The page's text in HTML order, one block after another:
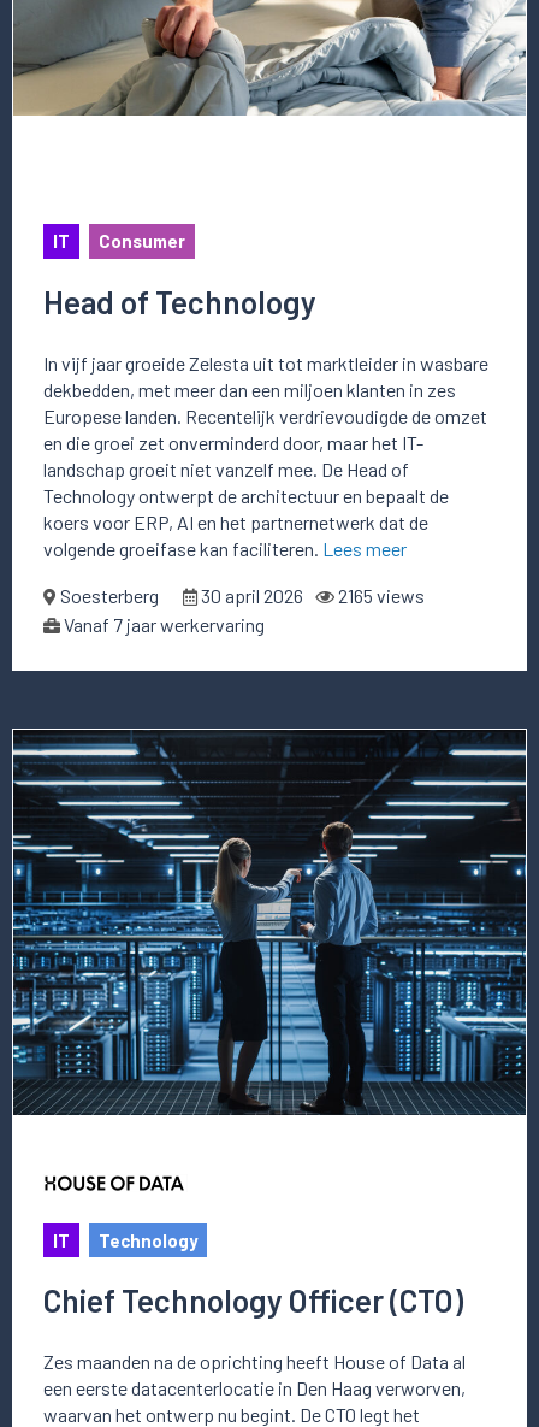
IT Consumer
Head of Technology
In vijf jaar groeide Zelesta uit tot marktleider in wasbare
dekbedden, met meer dan een miljoen klanten in zes
Europese landen. Recentelijk verdrievoudigde de omzet
en die groei zet onverminderd door, maar het IT-
landschap groeit niet vanzelf mee. De Head of
Technology ontwerpt de architectuur en bepaalt de
koers voor ERP, AI en het partnernetwerk dat de
volgende groeifase kan faciliteren. Lees meer
Soesterberg 30 april 2026
2165 views
Vanaf 7 jaar werkervaring
Lees
meer
over
deze
vacature
Chief
Technology
Officer
(CTO)
IT Technology
Chief Technology Officer (CTO)
Zes maanden na de oprichting heeft House of Data al
een eerste datacenterlocatie in Den Haag verworven,
waarvan het ontwerp nu begint. De CTO legt het